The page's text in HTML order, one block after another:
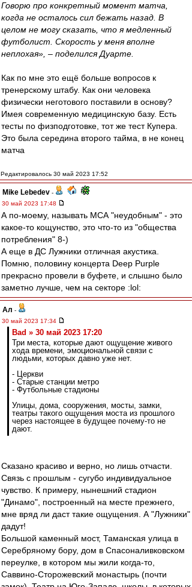
Говорю про конкретный момент матча,
когда не осталось сил бежать назад. В
целом не могу сказать, что я медленный
футболист. Скорость у меня вполне
неплохая», – поделился Дуарте.
Как по мне это ещё больше вопросов к
тренерскому штабу. Как они человека
физически неготового поставили в основу?
Имея современную медицинскую базу. Есть
тесты по физподготовке, тот же тест Купера.
Это была середина второго тайма, в не конец
матча
Редактировалось 30 май 2023 17:52
Mike Lebedev -
30 май 2023 17:48
А по-моему, называть МСА "неудобным" - это
какое-то кощунство, это что-то из "общества
потребления" 8-)
А еще в ДС Лужники отличная акустика.
Помню, половину концерта Deep Purple
прекрасно провели в буфете, и слышно было
заметно лучше, чем на секторе :lol:
Ал -
30 май 2023 17:34
Bad » 30 май 2023 17:20
Три места, которые дают ощущение живого
хода времени, эмоциональной связи с
людьми, которых давно уже нет.
- Церкви
- Старые станции метро
- Футбольные стадионы
Улицы, дома, сооружения, мосты, замки,
театры такого ощущения моста из прошлого
через настоящее в будущее почему-то не
дают.
Сказано красиво и верно, но лишь отчасти.
Связь с прошлым - сугубо индивидуальное
чувство. К примеру, нынешний стадион
"Динамо", построенный на месте прежнего,
мне вряд ли даст такие ощущения. А "Лужники"
дадут!
Большой каменный мост, Таманская улица в
Серебряному бору, дом в Спасоналивковском
переулке, в котором мы жили когда-то,
Саввино-Сторожевский монастырь (почти